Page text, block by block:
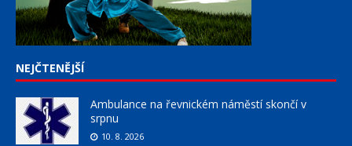
NEJČTENĚJŠÍ
Ambulance na řevnickém náměstí skončí v
srpnu
10. 8. 2026